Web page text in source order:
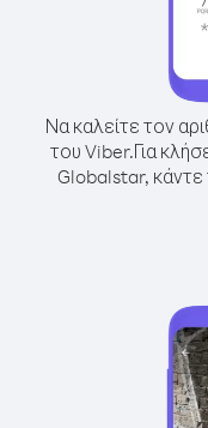
Να καλείτε τον
του Viber.Για
Globalstar, κάντε